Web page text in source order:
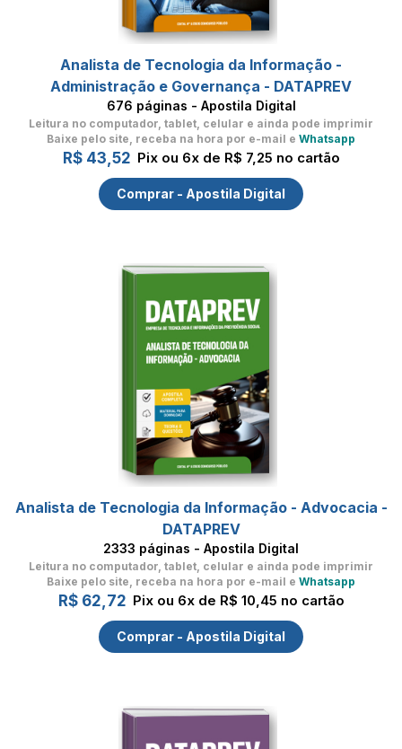
Analista de Tecnologia da Informação -
Administração e Governança - DATAPREV
676 páginas - Apostila Digital
Leitura no computador, tablet, celular e ainda pode imprimir
Baixe pelo site, receba na hora por e-mail e Whatsapp
R$ 43,52 Pix ou 6x de R$ 7,25 no cartão
Comprar - Apostila Digital
Analista de Tecnologia da Informação - Advocacia -
DATAPREV
2333 páginas - Apostila Digital
Leitura no computador, tablet, celular e ainda pode imprimir
Baixe pelo site, receba na hora por e-mail e Whatsapp
R$ 62,72 Pix ou 6x de R$ 10,45 no cartão
Comprar - Apostila Digital